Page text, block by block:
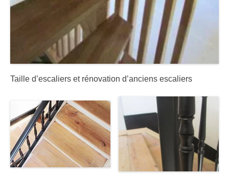
Taille d’escaliers et rénovation d’anciens escaliers